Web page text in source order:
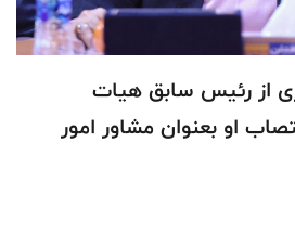
از رئیس سابق هیات
او بعنوان مشاور امور